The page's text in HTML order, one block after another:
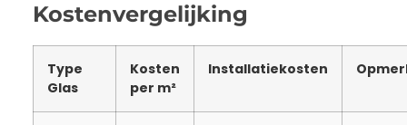
Kostenvergelijking
Type
Glas
Kosten
per m²
Installatiekosten